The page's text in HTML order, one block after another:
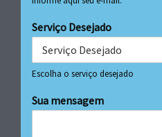
Serviço Desejado
Escolha o serviço desejado
Sua mensagem